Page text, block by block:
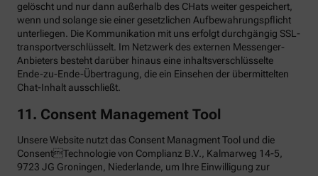
gelöscht und nur dann außerhalb des CHats weiter gespeichert,
wenn und solange sie einer gesetzlichen Aufbewahrungspflicht
unterliegen. Die Kommunikation mit uns erfolgt durchgängig SSL-
transportverschlüsselt. Im Netzwerk des externen Messenger-
Anbieters besteht darüber hinaus eine inhaltsverschlüsselte
Ende-zu-Ende-Übertragung, die ein Einsehen der übermittelten
Chat-Inhalt ausschließt.
11. Consent Management Tool
Unsere Website nutzt das Consent Managment Tool und die
ConsentTechnologie von Complianz B.V., Kalmarweg 14-5,
9723 JG Groningen, Niederlande, um Ihre Einwilligung zur